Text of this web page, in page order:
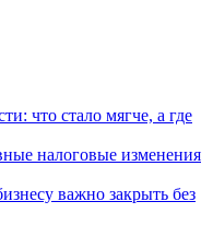
что стало мягче, а где
налоговые изменения
важно закрыть без